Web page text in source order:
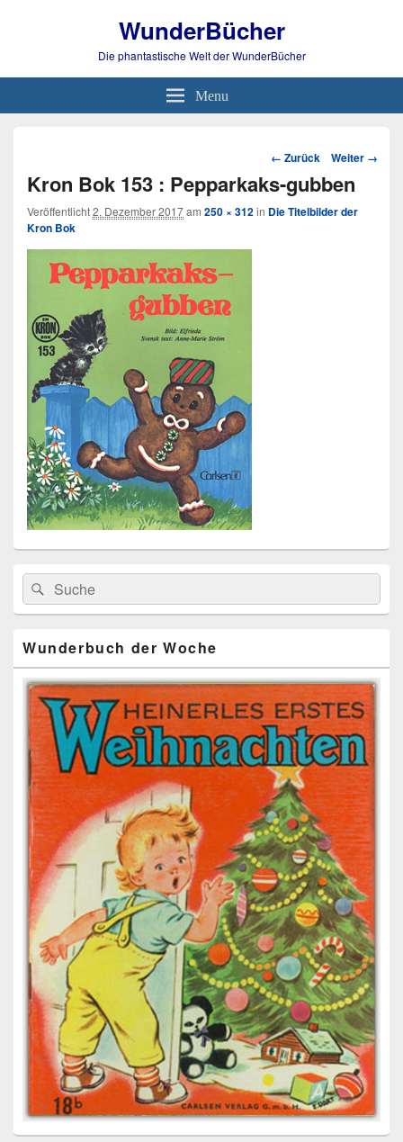
WunderBücher
Die phantastische Welt der WunderBücher
Menu
Bild-
Navigation
← Zurück Weiter →
Kron Bok 153 : Pepparkaks-gubben
Veröffentlicht2. Dezember 2017am 250 × 312in Die Titelbilder der
Kron Bok
Primärer
Seitenleisten
Widget-
Bereich
Search
for:
Suche
Wunderbuch der Woche